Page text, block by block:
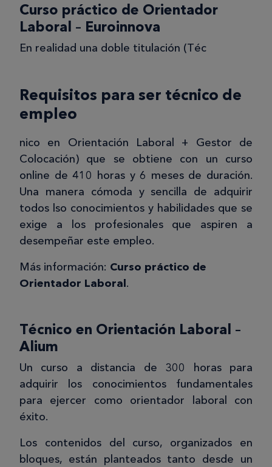
Curso práctico de Orientador
Laboral – Euroinnova
En realidad una doble titulación (Téc
Requisitos para ser técnico de
empleo
nico en Orientación Laboral + Gestor de
Colocación) que se obtiene con un curso
online de 410 horas y 6 meses de duración.
Una manera cómoda y sencilla de adquirir
todos lso conocimientos y habilidades que se
exige a los profesionales que aspiren a
desempeñar este empleo.
Más información: Curso práctico de
Orientador Laboral.
Técnico en Orientación Laboral –
Alium
Un curso a distancia de 300 horas para
adquirir los conocimientos fundamentales
para ejercer como orientador laboral con
éxito.
Los contenidos del curso, organizados en
bloques, están planteados tanto desde un